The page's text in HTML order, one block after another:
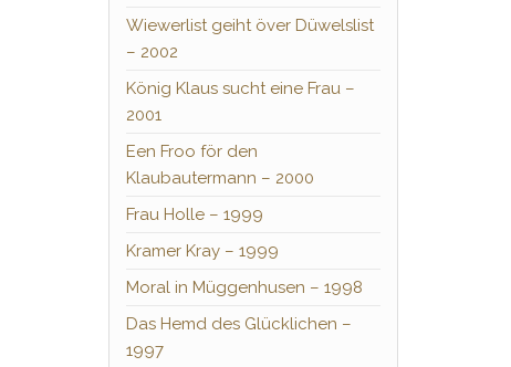
Wiewerlist geiht över Düwelslist
– 2002
König Klaus sucht eine Frau –
2001
Een Froo för den
Klaubautermann – 2000
Frau Holle – 1999
Kramer Kray – 1999
Moral in Müggenhusen – 1998
Das Hemd des Glücklichen –
1997